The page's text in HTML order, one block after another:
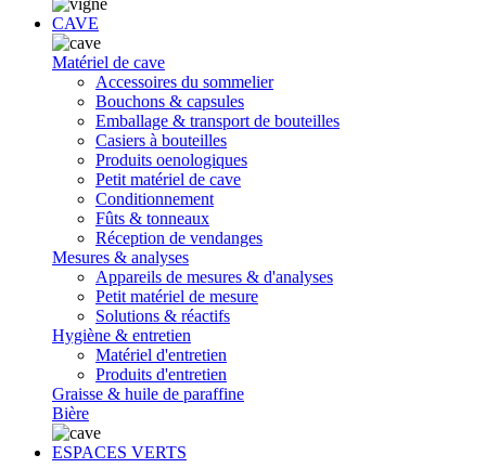
CAVE
Matériel de cave
Accessoires du sommelier
Bouchons & capsules
Emballage & transport de bouteilles
Casiers à bouteilles
Produits oenologiques
Petit matériel de cave
Conditionnement
Fûts & tonneaux
Réception de vendanges
Mesures & analyses
Appareils de mesures & d'analyses
Petit matériel de mesure
Solutions & réactifs
Hygiène & entretien
Matériel d'entretien
Produits d'entretien
Graisse & huile de paraffine
Bière
ESPACES VERTS